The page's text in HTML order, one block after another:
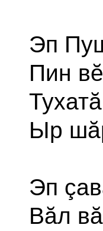
Эп
Пин
Ыр
Эп
Вăл